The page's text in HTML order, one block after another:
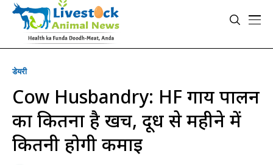
डेयरी
Cow Husbandry: HF गाय पालन
का कितना है खर्च, दूध से महीने में
कितनी होगी कमाई